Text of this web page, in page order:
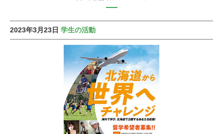
2023年3月23日 学生の活動